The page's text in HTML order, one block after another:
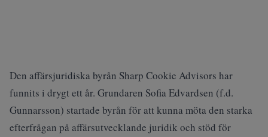
Den affärsjuridiska byrån Sharp Cookie Advisors har
funnits i drygt ett år. Grundaren Sofia Edvardsen (f.d.
Gunnarsson) startade byrån för att kunna möta den starka
efterfrågan på affärsutvecklande juridik och stöd för